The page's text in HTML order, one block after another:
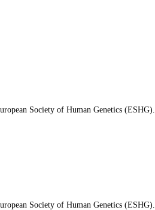
Society of Human Genetics (ESHG).
Society of Human Genetics (ESHG).